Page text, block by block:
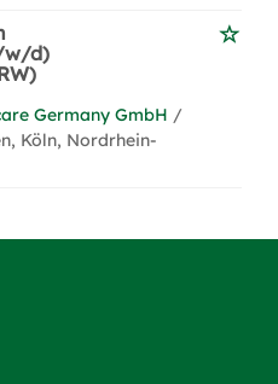
w/d)
Germany GmbH /
Köln, Nordrhein-